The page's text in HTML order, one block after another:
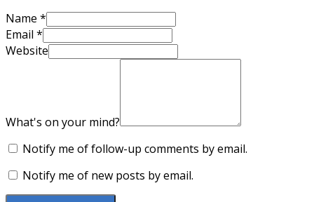
Name *
Email *
Website
What's on your mind?
Notify me of follow-up comments by email.
Notify me of new posts by email.